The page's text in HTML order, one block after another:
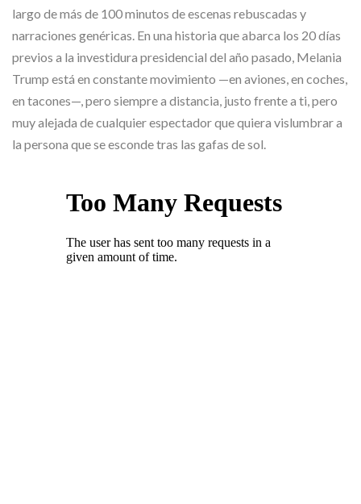
largo de más de 100 minutos de escenas rebuscadas y
narraciones genéricas. En una historia que abarca los 20 días
previos a la investidura presidencial del año pasado, Melania
Trump está en constante movimiento —en aviones, en coches,
en tacones—, pero siempre a distancia, justo frente a ti, pero
muy alejada de cualquier espectador que quiera vislumbrar a
la persona que se esconde tras las gafas de sol.